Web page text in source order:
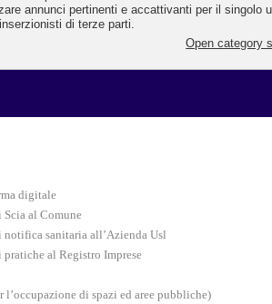
a tutti gli imprenditori, dal commercio ai
ma anche al settore dei servizi e piccole e
digitale
Scia al Comune
notifica sanitaria all’Azienda Usl
al Registro Imprese
l’occupazione di spazi ed aree pubbliche)